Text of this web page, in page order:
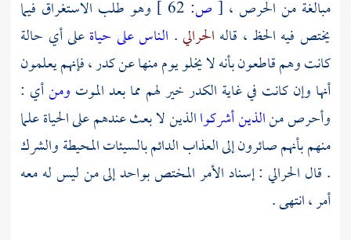
مبالغة من الحرص ، [ ص:
وهو طلب الاستغراق فيما
يختص فيه الحظ ، قاله الحرالي. الناس على حياةعلى أي حالة
كانت وهم قاطعون بأنه لا يخلو يوم منها عن كدر ، فإنهم يعلمون
أنها وإن كانت في غاية الكدر خير لهم مما بعد الموت ومنأي :
وأحرص منالذين أشركواالذين لا بعث عندهم على الحياة علما
منهم بأنهم صائرون إلى العذاب الدائم بالسيئات المحيطة والشرك
. قال الحرالي : إسناد الأمر المختص بواحد إلى من ليس له معه
أمر ، انتهى .